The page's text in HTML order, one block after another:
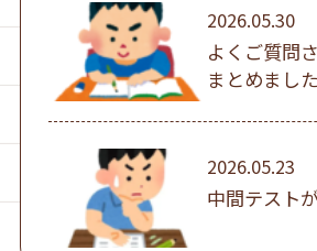
2026.05.30
よくご質問
まとめまし
2026.05.23
中間テスト